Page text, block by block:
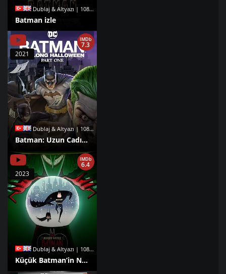
Dublaj & Altyazı | 1080p |
Batman izle
Dublaj & Altyazı | 1080p |
Batman: Uzun Cadılar Bayramı, 1. Bölüm izle
IMDb
7.3
2021
Dublaj & Altyazı | 1080p |
Küçük Batman’in Noeli izle
IMDb
6.4
2023